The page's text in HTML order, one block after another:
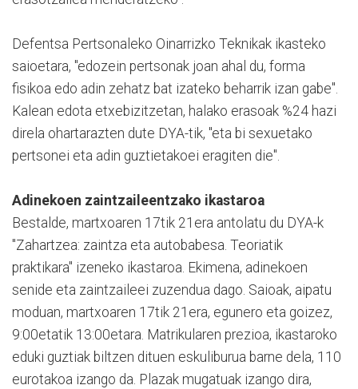
Defentsa Pertsonaleko Oinarrizko Teknikak ikasteko
saioetara, "edozein pertsonak joan ahal du, forma
fisikoa edo adin zehatz bat izateko beharrik izan gabe".
Kalean edota etxebizitzetan, halako erasoak %24 hazi
direla ohartarazten dute DYA-tik, "eta bi sexuetako
pertsonei eta adin guztietakoei eragiten die".
Adinekoen zaintzaileentzako ikastaroa
Bestalde, martxoaren 17tik 21era antolatu du DYA-k
"Zahartzea: zaintza eta autobabesa. Teoriatik
praktikara" izeneko ikastaroa. Ekimena, adinekoen
senide eta zaintzaileei zuzendua dago. Saioak, aipatu
moduan, martxoaren 17tik 21era, egunero eta goizez,
9:00etatik 13:00etara. Matrikularen prezioa, ikastaroko
eduki guztiak biltzen dituen eskuliburua barne dela, 110
eurotakoa izango da. Plazak mugatuak izango dira,